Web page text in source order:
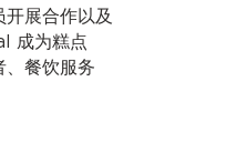
展合作以及
成为糕点
、餐饮服务